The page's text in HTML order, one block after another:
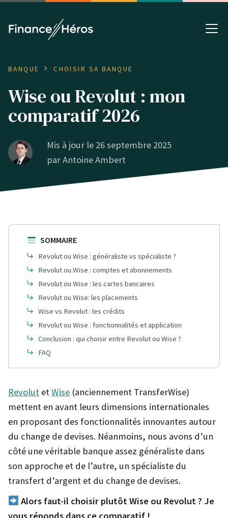
BANQUE CHOISIR SA BANQUE
Wise ou Revolut : mon
comparatif 2026
Mis à jour le 26 septembre 2025
parAntoine Ambert
SOMMAIRE
Revolut ou Wise : généraliste vs spécialiste ?
Revolut ou Wise : comptes et abonnements
Revolut ou Wise : les cartes bancaires
Revolut ou Wise: les placements
Wise vs Revolut : les crédits
Revolut ou Wise : fonctionnalités et application
Conclusion : qui choisir entre Revolut ou Wise ?
FAQ
Revolut et Wise (anciennement TransferWise)
mettent en avant leurs dimensions internationales
en proposant des fonctionnalités innovantes autour
du change de devises. Néanmoins, nous avons d’un
côté une véritable banque assez généraliste dans
son approche et de l’autre, un spécialiste du
transfert d’argent et du change de devises.
Alors faut-il choisir plutôt Wise ou Revolut ? Je
vous réponds dans ce comparatif !